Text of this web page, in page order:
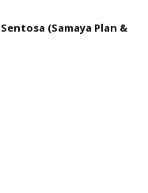
(Samaya Plan &